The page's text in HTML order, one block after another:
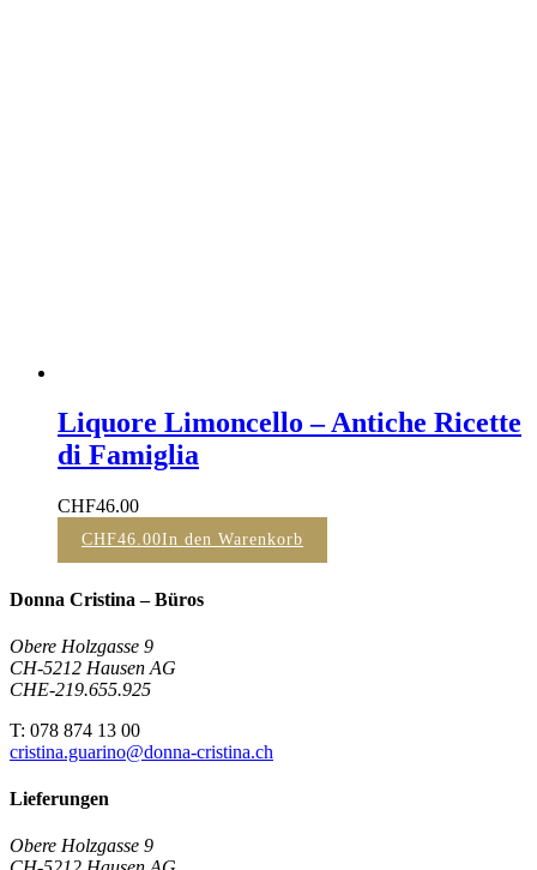
Liquore Limoncello – Antiche Ricette
di Famiglia
CHF46.00
CHF46.00In den Warenkorb
Donna Cristina – Büros
Obere Holzgasse 9
CH-5212 Hausen AG
CHE-219.655.925
T: 078 874 13 00
cristina.guarino@donna-cristina.ch
Lieferungen
Obere Holzgasse 9